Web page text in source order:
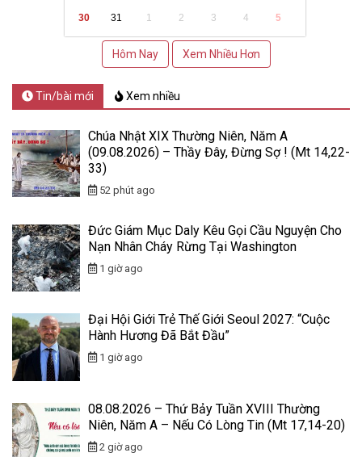
30 31 1 2 3 4 5
Hôm Nay Xem Nhiều Hơn
Tin/bài mới Xem nhiều
Chúa Nhật XIX Thường Niên, Năm A
(09.08.2026) – Thầy Đây, Đừng Sợ ! (Mt 14,22-
33)
52 phút ago
Đức Giám Mục Daly Kêu Gọi Cầu Nguyện Cho
Nạn Nhân Cháy Rừng Tại Washington
1 giờ ago
Đại Hội Giới Trẻ Thế Giới Seoul 2027: “Cuộc
Hành Hương Đã Bắt Đầu”
1 giờ ago
08.08.2026 – Thứ Bảy Tuần XVIII Thường
Niên, Năm A – Nếu Có Lòng Tin (Mt 17,14-20)
2 giờ ago